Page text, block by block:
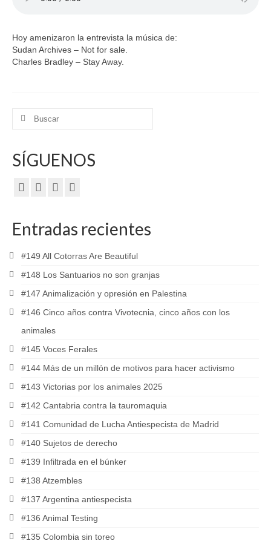
Hoy amenizaron la entrevista la música de:
Sudan Archives – Not for sale.
Charles Bradley – Stay Away.
Buscar
SÍGUENOS
Entradas recientes
#149 All Cotorras Are Beautiful
#148 Los Santuarios no son granjas
#147 Animalización y opresión en Palestina
#146 Cinco años contra Vivotecnia, cinco años con los
animales
#145 Voces Ferales
#144 Más de un millón de motivos para hacer activismo
#143 Victorias por los animales 2025
#142 Cantabria contra la tauromaquia
#141 Comunidad de Lucha Antiespecista de Madrid
#140 Sujetos de derecho
#139 Infiltrada en el búnker
#138 Atzembles
#137 Argentina antiespecista
#136 Animal Testing
#135 Colombia sin toreo